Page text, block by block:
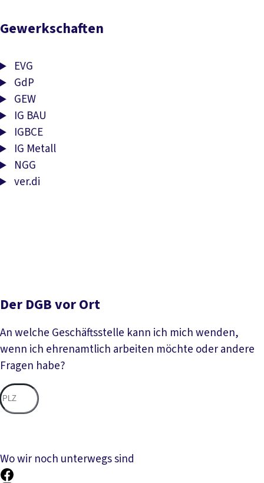
Gewerkschaften
EVG
GdP
GEW
IG BAU
IGBCE
IG Metall
NGG
ver.di
Der DGB vor Ort
An welche Geschäftsstelle kann ich mich wenden,
wenn ich ehrenamtlich arbeiten möchte oder andere
Fragen habe?
Wo wir noch unterwegs sind